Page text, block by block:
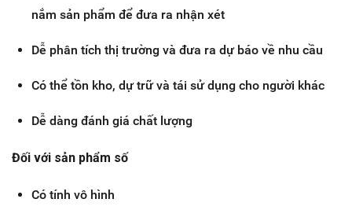
nắm sản phẩm để đưa ra nhận xét
Dễ phân tích thị trường và đưa ra dự báo về nhu cầu
Có thể tồn kho, dự trữ và tái sử dụng cho người khác
Dễ dàng đánh giá chất lượng
Đối với sản phẩm số
Có tính vô hình